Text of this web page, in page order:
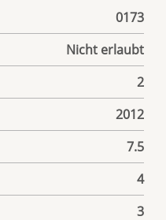
0173
Nicht erlaubt
2
2012
7.5
4
3